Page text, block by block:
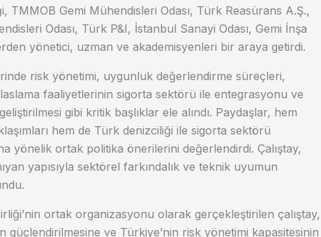
TMMOB Gemi Mühendisleri Odası, Türk Reasürans A.Ş.,
Odası, Türk P&I, İstanbul Sanayi Odası, Gemi İnşa
yönetici, uzman ve akademisyenleri bir araya getirdi.
risk yönetimi, uygunluk değerlendirme süreçleri,
faaliyetlerinin sigorta sektörü ile entegrasyonu ve
gibi kritik başlıklar ele alındı. Paydaşlar, hem
hem de Türk denizciliği ile sigorta sektörü
yönelik ortak politika önerilerini değerlendirdi. Çalıştay,
yapısıyla sektörel farkındalık ve teknik uyumun
ortak organizasyonu olarak gerçekleştirilen çalıştay,
güçlendirilmesine ve Türkiye’nin risk yönetimi kapasitesinin